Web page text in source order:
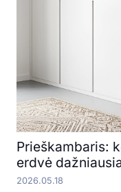
Prieškambaris:
erdvė
2026.05.18